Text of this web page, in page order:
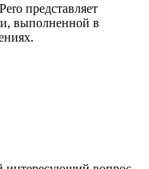
представляет
выполненной в